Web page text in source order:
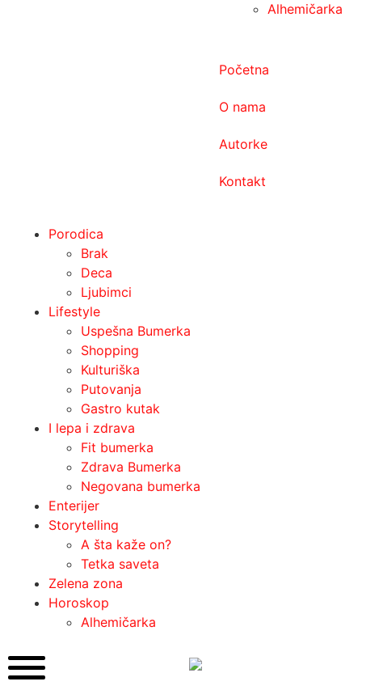
Alhemičarka
Početna
O nama
Autorke
Kontakt
Porodica
Brak
Deca
Ljubimci
Lifestyle
Uspešna Bumerka
Shopping
Kulturiška
Putovanja
Gastro kutak
I lepa i zdrava
Fit bumerka
Zdrava Bumerka
Negovana bumerka
Enterijer
Storytelling
A šta kaže on?
Tetka saveta
Zelena zona
Horoskop
Alhemičarka